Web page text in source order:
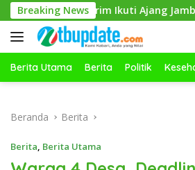
Langsung
ke
konten
Breaking News
Dikirim Ikuti Ajang Jambore
Berita Utama Berita Politik
Beranda Berita
Berita, Berita Utama